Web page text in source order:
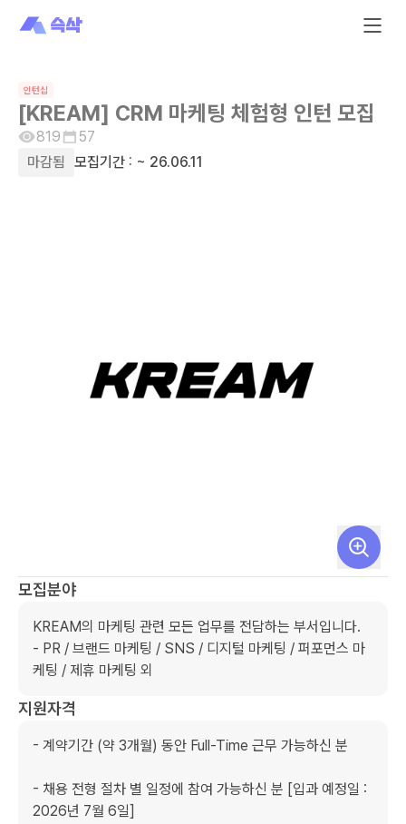
인턴십
[KREAM] CRM 마케팅 체험형 인턴 모집
819
57
마감됨
모집기간 : ~ 26.06.11
모집분야
KREAM의 마케팅 관련 모든 업무를 전담하는 부서입니다.
- PR / 브랜드 마케팅 / SNS / 디지털 마케팅 / 퍼포먼스 마
케팅 / 제휴 마케팅 외
지원자격
- 계약기간 (약 3개월) 동안 Full-Time 근무 가능하신 분
- 채용 전형 절차 별 일정에 참여 가능하신 분 [입과 예정일 :
2026년 7월 6일]